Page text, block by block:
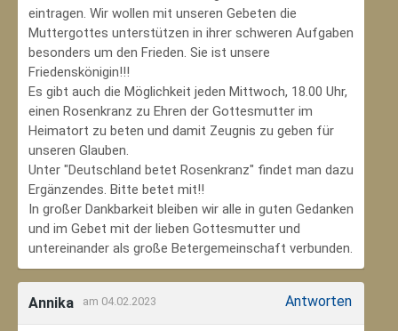
eintragen. Wir wollen mit unseren Gebeten die
Muttergottes unterstützen in ihrer schweren Aufgaben
besonders um den Frieden. Sie ist unsere
Friedenskönigin!!!
Es gibt auch die Möglichkeit jeden Mittwoch, 18.00 Uhr,
einen Rosenkranz zu Ehren der Gottesmutter im
Heimatort zu beten und damit Zeugnis zu geben für
unseren Glauben.
Unter "Deutschland betet Rosenkranz" findet man dazu
Ergänzendes. Bitte betet mit!!
In großer Dankbarkeit bleiben wir alle in guten Gedanken
und im Gebet mit der lieben Gottesmutter und
untereinander als große Betergemeinschaft verbunden.
Annika am 04.02.2023 Antworten